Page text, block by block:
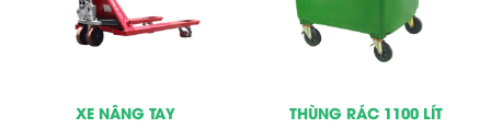
XE NÂNG TAY THÙNG RÁC 1100 LÍT